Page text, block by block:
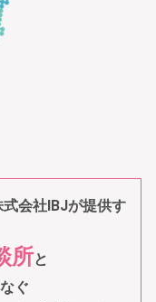
会社IBJが提供す
所と
ぐ